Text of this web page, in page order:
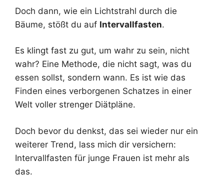
Doch dann, wie ein Lichtstrahl durch die
Bäume, stößt du auf Intervallfasten.
Es klingt fast zu gut, um wahr zu sein, nicht
wahr? Eine Methode, die nicht sagt, was du
essen sollst, sondern wann. Es ist wie das
Finden eines verborgenen Schatzes in einer
Welt voller strenger Diätpläne.
Doch bevor du denkst, das sei wieder nur ein
weiterer Trend, lass mich dir versichern:
Intervallfasten für junge Frauen ist mehr als
das.